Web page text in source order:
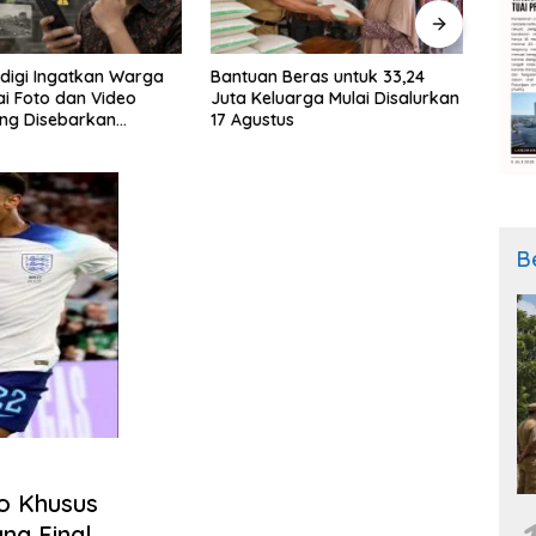
untuk 33,24
Mulai Disalurkan
Indonesia Kirim 432 Atlet untuk
Berlaga di Asian Games 2026
BSI
Khusus